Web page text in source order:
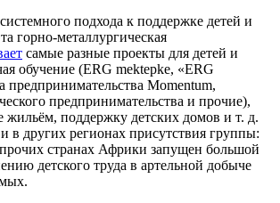
подхода к поддержке детей и
горно-металлургическая
самые разные проекты для детей и
обучение (ERG mektepke, «ERG
предпринимательства Momentum,
предпринимательства и прочие),
жильём, поддержку детских домов и т. д.
в других регионах присутствия группы:
странах Африки запущен большой
детского труда в артельной добыче